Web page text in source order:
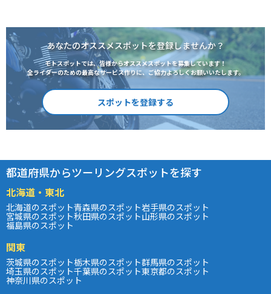
あなたのオススメスポットを登録しませんか？
モトスポットでは、皆様からオススメスポットを募集しています！
全ライダーのための最高なサービス作りに、ご協力よろしくお願いいたします。
スポットを登録する
都道府県からツーリングスポットを探す
北海道・東北
北海道のスポット青森県のスポット岩手県のスポット
宮城県のスポット秋田県のスポット山形県のスポット
福島県のスポット
関東
茨城県のスポット栃木県のスポット群馬県のスポット
埼玉県のスポット千葉県のスポット東京都のスポット
神奈川県のスポット